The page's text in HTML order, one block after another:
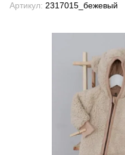
Артикул: 2317015_бежевый